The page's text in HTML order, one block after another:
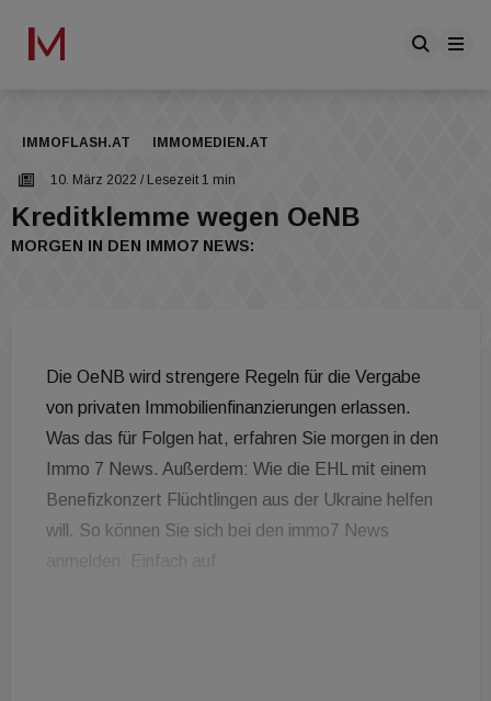
IMMOFLASH.AT IMMOMEDIEN.AT
10. März 2022 / Lesezeit 1 min
Kreditklemme wegen OeNB
MORGEN IN DEN IMMO7 NEWS:
Die OeNB wird strengere Regeln für die Vergabe
von privaten Immobilienfinanzierungen erlassen.
Was das für Folgen hat, erfahren Sie morgen in den
Immo 7 News. Außerdem: Wie die EHL mit einem
Benefizkonzert Flüchtlingen aus der Ukraine helfen
will. So können Sie sich bei den immo7 News
anmelden: Einfach auf